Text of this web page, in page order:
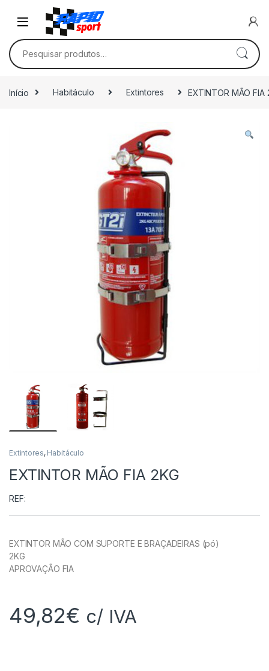
Skip to navigation
Skip to content
Pesquisar por:
Início Habitáculo Extintores EXTINTOR MÃO FIA
Extintores, Habitáculo
EXTINTOR MÃO FIA 2KG
REF:
EXTINTOR MÃO COM SUPORTE E BRAÇADEIRAS (pó)
2KG
APROVAÇÃO FIA
49,82€ c/ IVA